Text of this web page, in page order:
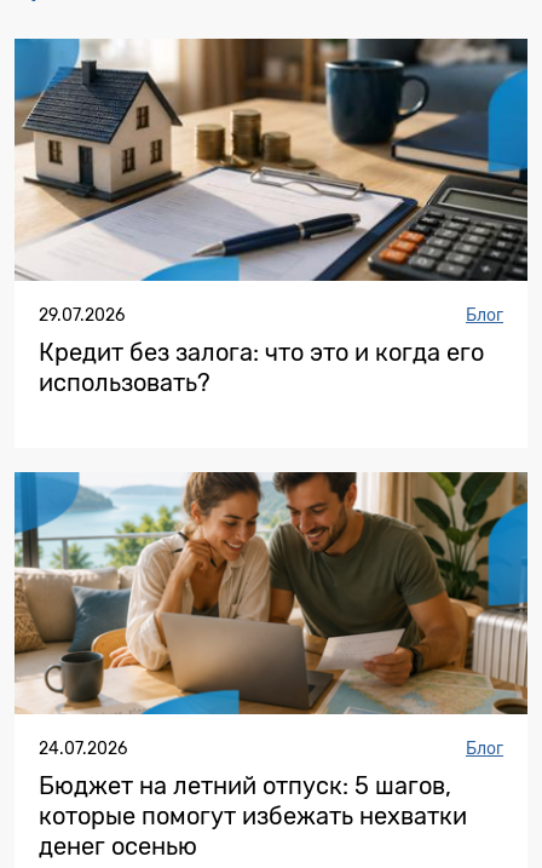
29.07.2026 Блог
Кредит без залога: что это и когда его
использовать?
24.07.2026 Блог
Бюджет на летний отпуск: 5 шагов,
которые помогут избежать нехватки
денег осенью